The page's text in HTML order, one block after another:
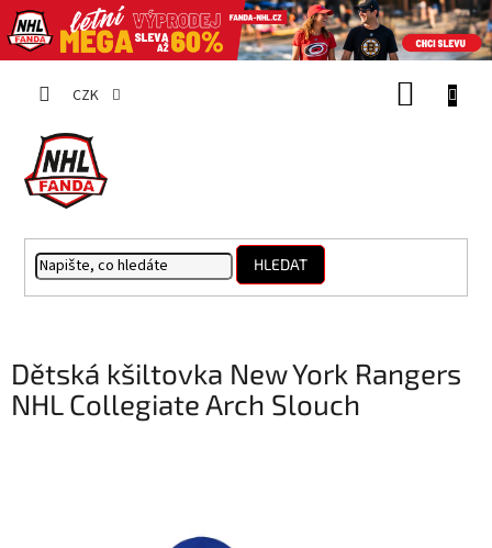
CZK
HLEDAT
Dětská kšiltovka New York Rangers
NHL Collegiate Arch Slouch